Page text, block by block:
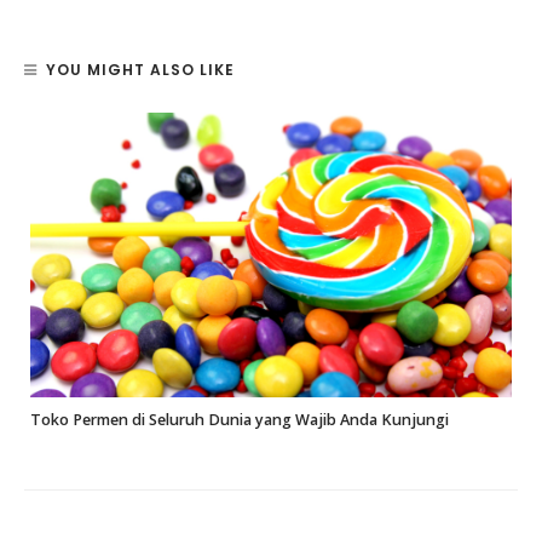
YOU MIGHT ALSO LIKE
Toko Permen di Seluruh Dunia yang Wajib Anda Kunjungi